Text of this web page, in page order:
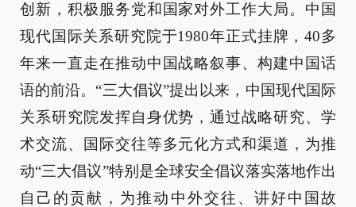
创新，积极服务党和国家对外工作大局。中国
现代国际关系研究院于1980年正式挂牌，40多
年来一直走在推动中国战略叙事、构建中国话
语的前沿。“三大倡议”提出以来，中国现代国际
关系研究院发挥自身优势，通过战略研究、学
术交流、国际交往等多元化方式和渠道，为推
动“三大倡议”特别是全球安全倡议落实落地作出
自己的贡献，为推动中外交往、讲好中国故